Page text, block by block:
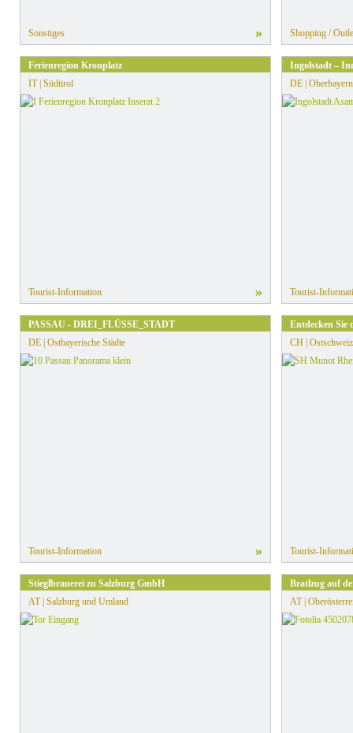
Sonstiges » Shopping /
Ferienregion Kronplatz
IT | Südtirol
Tourist-Information »
Ingolstadt –
DE |
Tourist-
PASSAU - DREI_FLÜSSE_STADT
DE | Ostbayerische Städte
Tourist-Information »
Entdecken Sie
CH | Ostschweiz
Tourist-
Stieglbrauerei zu Salzburg GmbH
AT | Salzburg und Umland
Bratlzug auf
AT |